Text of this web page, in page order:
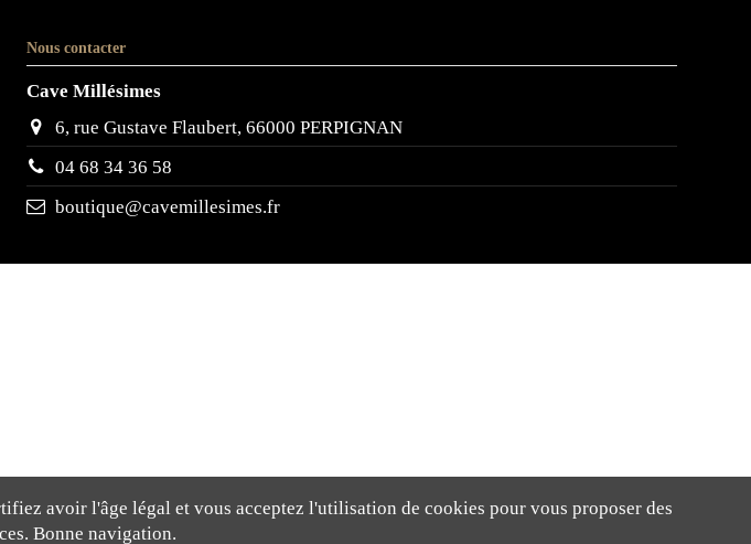
Nous contacter
Cave Millésimes
6, rue Gustave Flaubert, 66000 PERPIGNAN
04 68 34 36 58
boutique@cavemillesimes.fr
avoir l'âge légal et vous acceptez l'utilisation de cookies pour vous proposer des
Bonne navigation.